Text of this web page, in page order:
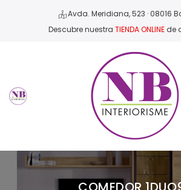
Avda. Meridiana, 523 · 08016
Descubre nuestra TIENDA ONLINEde